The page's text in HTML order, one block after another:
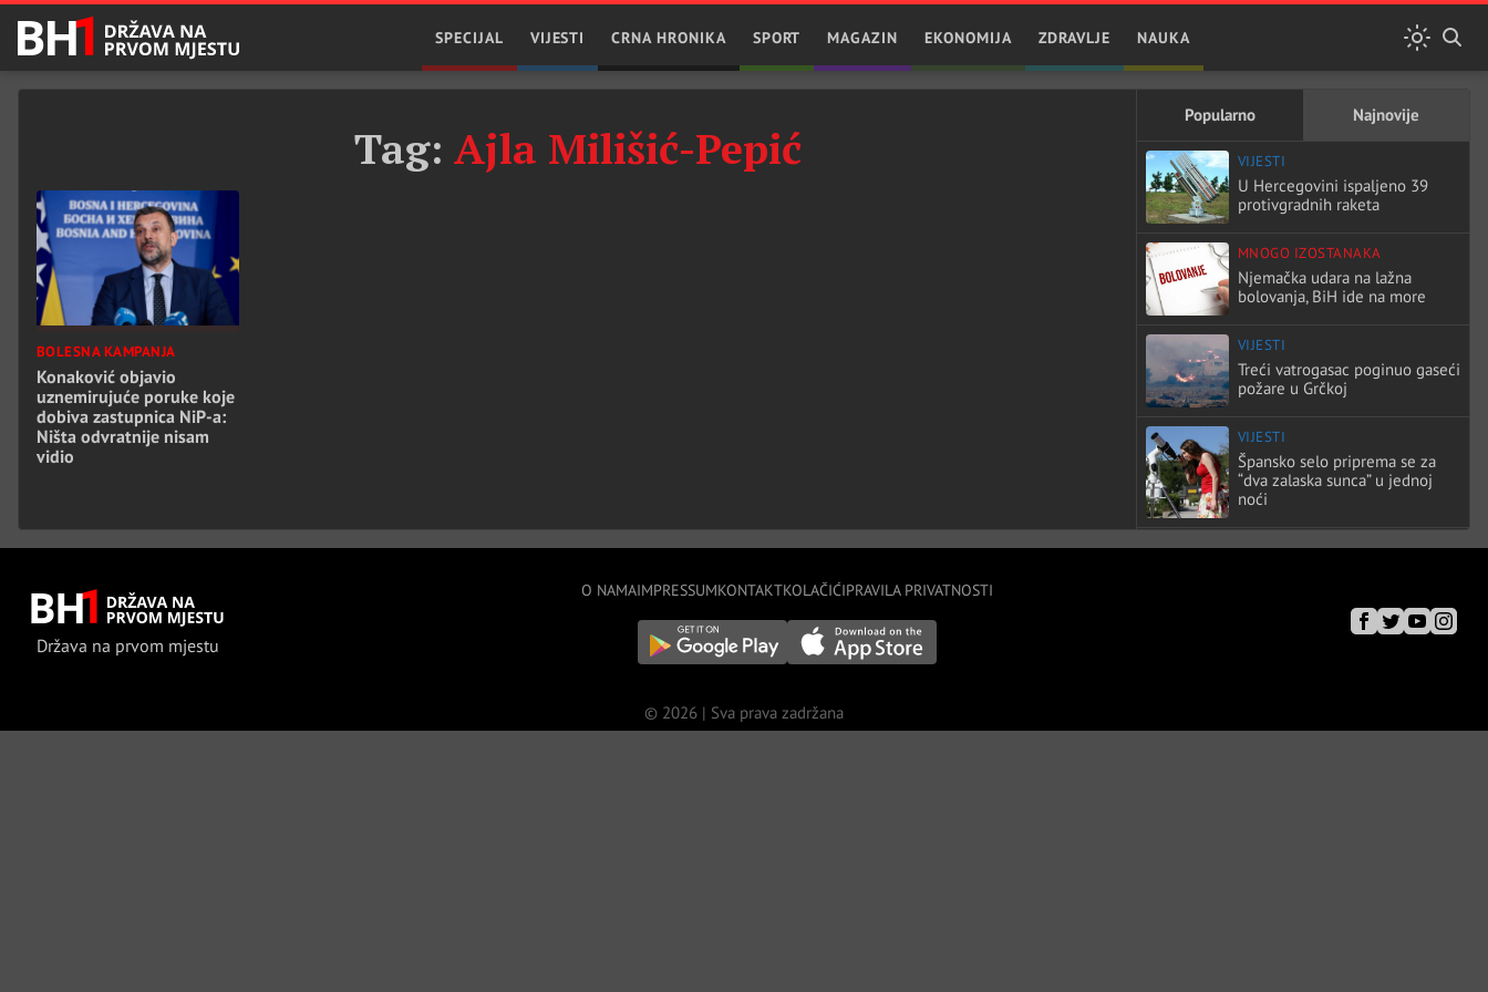
SPECIJAL VIJESTI CRNA HRONIKA SPORT MAGAZIN EKONOMIJA ZDRAVLJE NAUKA
Tag: Ajla Milišić-Pepić
BOLESNA KAMPANJA
Konaković objavio
uznemirujuće poruke koje
dobiva zastupnica NiP-a:
Ništa odvratnije nisam
vidio
Popularno Najnovije
VIJESTI
U Hercegovini ispaljeno 39
protivgradnih raketa
MNOGO IZOSTANAKA
Njemačka udara na lažna
bolovanja, BiH ide na more
VIJESTI
Treći vatrogasac poginuo gaseći
požare u Grčkoj
VIJESTI
Špansko selo priprema se za
“dva zalaska sunca” u jednoj
noći
POTVRDILA CBBIH
DOM NARODA PARLAMENTARNE
Država na prvom mjestu
O NAMAIMPRESSUMKONTAKTKOLAČIĆIPRAVILA PRIVATNOSTI
© 2026 | Sva prava zadržana